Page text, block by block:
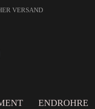
VERSAND
ENDROHRE